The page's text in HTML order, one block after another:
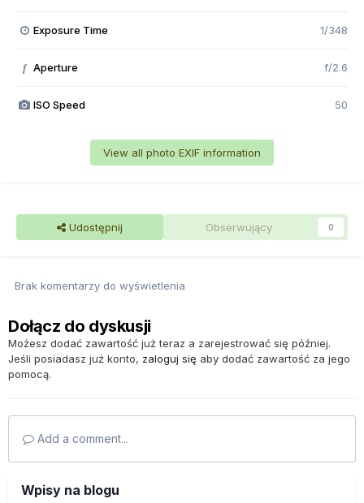
Exposure Time 1/348
f Aperture f/2.6
ISO Speed 50
View all photo EXIF information
Udostępnij Obserwujący 0
Brak komentarzy do wyświetlenia
Dołącz do dyskusji
Możesz dodać zawartość już teraz a zarejestrować się później.
Jeśli posiadasz już konto, zaloguj się aby dodać zawartość za jego
pomocą.
Add a comment...
Wpisy na blogu